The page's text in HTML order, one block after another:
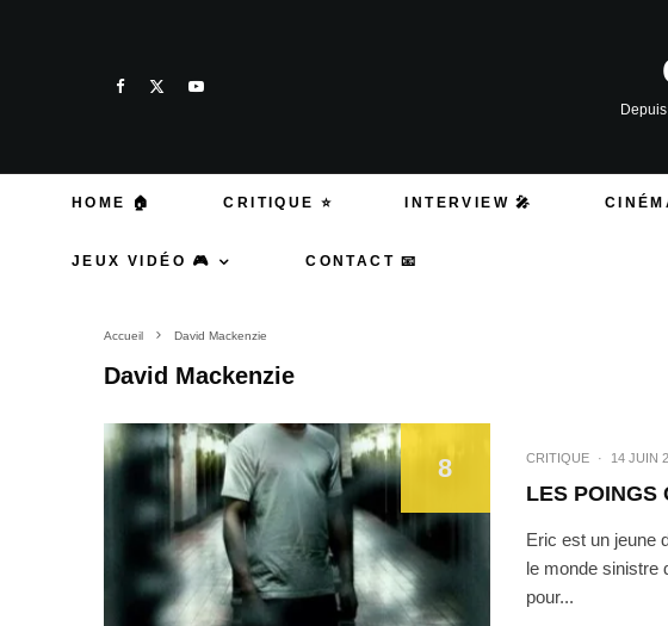
HOME 🏠 CRITIQUE ⭐ INTERVIEW 🎤
JEUX VIDÉO 🎮 CONTACT 📧
Accueil David Mackenzie
David Mackenzie
8 CRITIQUE · 14 JUIN
LES POINGS
Eric est un jeune
le monde sinistre
pour...